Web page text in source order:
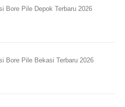
Bore Pile Depok Terbaru 2026
Bore Pile Bekasi Terbaru 2026